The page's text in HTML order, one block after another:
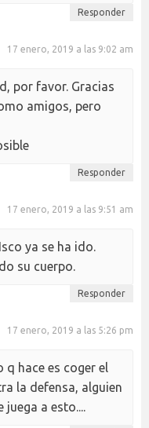
Responder
17 enero, 2019 a las 9:02 am
por favor. Gracias
amigos, pero
Responder
17 enero, 2019 a las 9:51 am
ya se ha ido.
su cuerpo.
Responder
17 enero, 2019 a las 5:26 pm
q hace es coger el
la defensa, alguien
juega a esto....